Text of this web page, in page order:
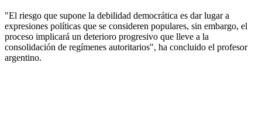
"El riesgo que supone la debilidad democrática es dar lugar a
expresiones políticas que se consideren populares, sin embargo, el
proceso implicará un deterioro progresivo que lleve a la
consolidación de regímenes autoritarios", ha concluido el profesor
argentino.